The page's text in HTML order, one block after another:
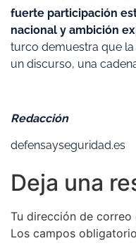
fuerte participación
nacional y ambición
turco demuestra que
un discurso, una
Redacción
defensayseguridad.es
Deja una
Tu dirección de
Los campos